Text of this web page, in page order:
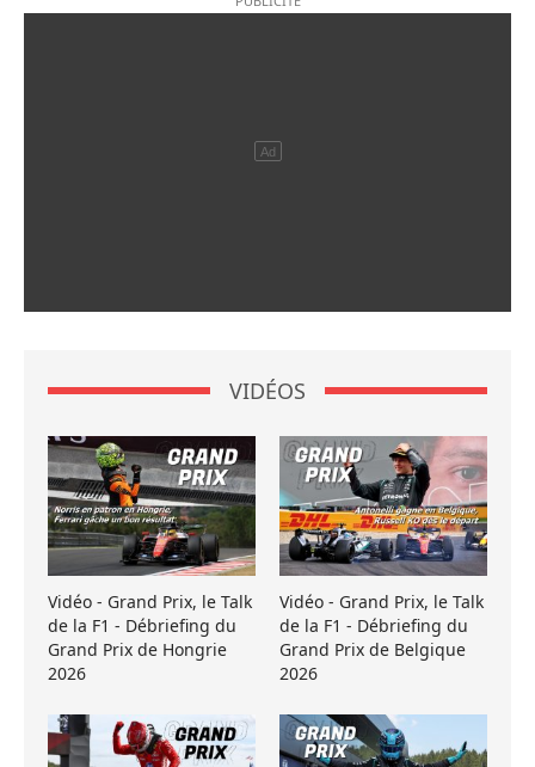
VIDÉOS
Vidéo - Grand Prix, le Talk
de la F1 - Débriefing du
Grand Prix de Hongrie
2026
Vidéo - Grand Prix, le Talk
de la F1 - Débriefing du
Grand Prix de Belgique
2026